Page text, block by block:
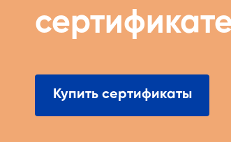
Купить сертификаты